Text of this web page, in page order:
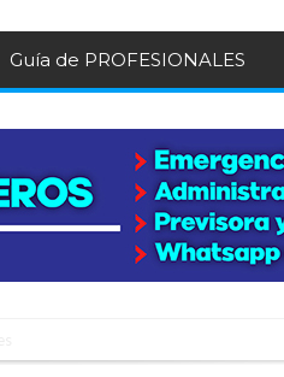
Guía de PROFESIONALES